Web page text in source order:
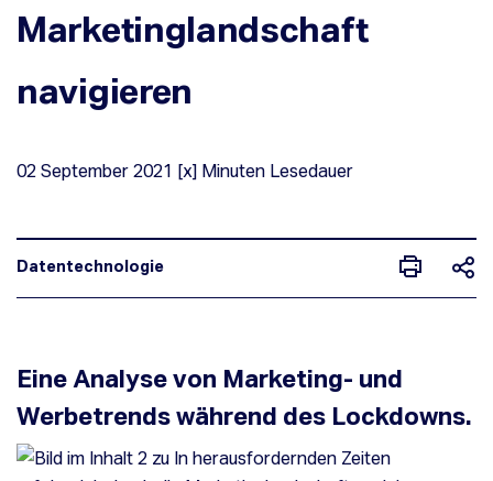
Marketinglandschaft
navigieren
02September2021 [x] Minuten Lesedauer
Datentechnologie
In herausfordernden Zeiten
erfolgreich durch die
Eine Analyse von Marketing- und
Werbetrends während des Lockdowns.